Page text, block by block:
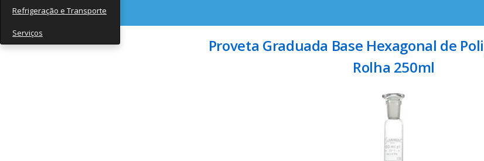
Refrigeração e Transporte
Serviços
Proveta Graduada Base Hexagonal de
Rolha 250ml